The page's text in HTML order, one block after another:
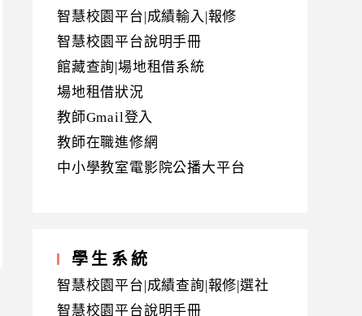
智慧校園平台|成績輸入|報修
智慧校園平台說明手冊
館藏查詢|場地租借系統
場地租借狀況
教師Gmail登入
教師在職進修網
中小學教室電影院公播大平台
學生系統
智慧校園平台|成績查詢|報修|選社
智慧校園平台說明手冊